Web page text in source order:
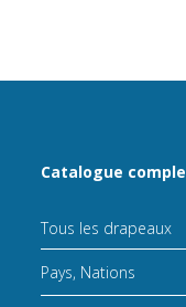
Catalogue
Tous les drapeaux
Pays, Nations